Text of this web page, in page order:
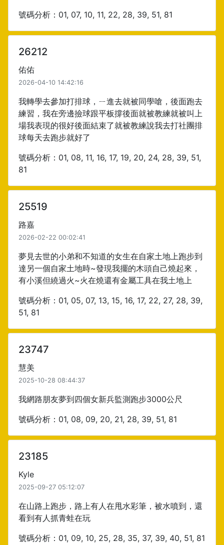
號碼分析：01, 07, 10, 11, 22, 28, 39, 51, 81
26212
佑佑
2026-04-10 14:42:16
我轉學去參加打排球，ㄧ進去就被同學嗆，後面跑去
練習，我在旁邊撿球跟平板撐後面就被教練就被叫上
場我表現的很好後面結束了就被教練說我去打社團排
球每天去跑步就好了
號碼分析：01, 08, 11, 16, 17, 19, 20, 24, 28, 39, 51,
81
25519
路嘉
2026-02-22 00:02:41
夢見去世的小弟和不知道的女生在自家土地上跑步到
達另一個自家土地時~發現我擺的木頭自己燒起來，
有小溪但繞過火~火在燒還有金屬工具在我土地上
號碼分析：01, 05, 07, 13, 15, 16, 17, 22, 27, 28, 39,
51, 81
23747
慧美
2025-10-28 08:44:37
我網路朋友夢到四個女新兵監測跑步3000公尺
號碼分析：01, 08, 09, 20, 21, 28, 39, 51, 81
23185
Kyle
2025-09-27 05:12:07
在山路上跑步，路上有人在甩水彩筆，被水噴到，還
看到有人抓青蛙在玩
號碼分析：01, 09, 10, 25, 28, 35, 37, 39, 40, 51, 81